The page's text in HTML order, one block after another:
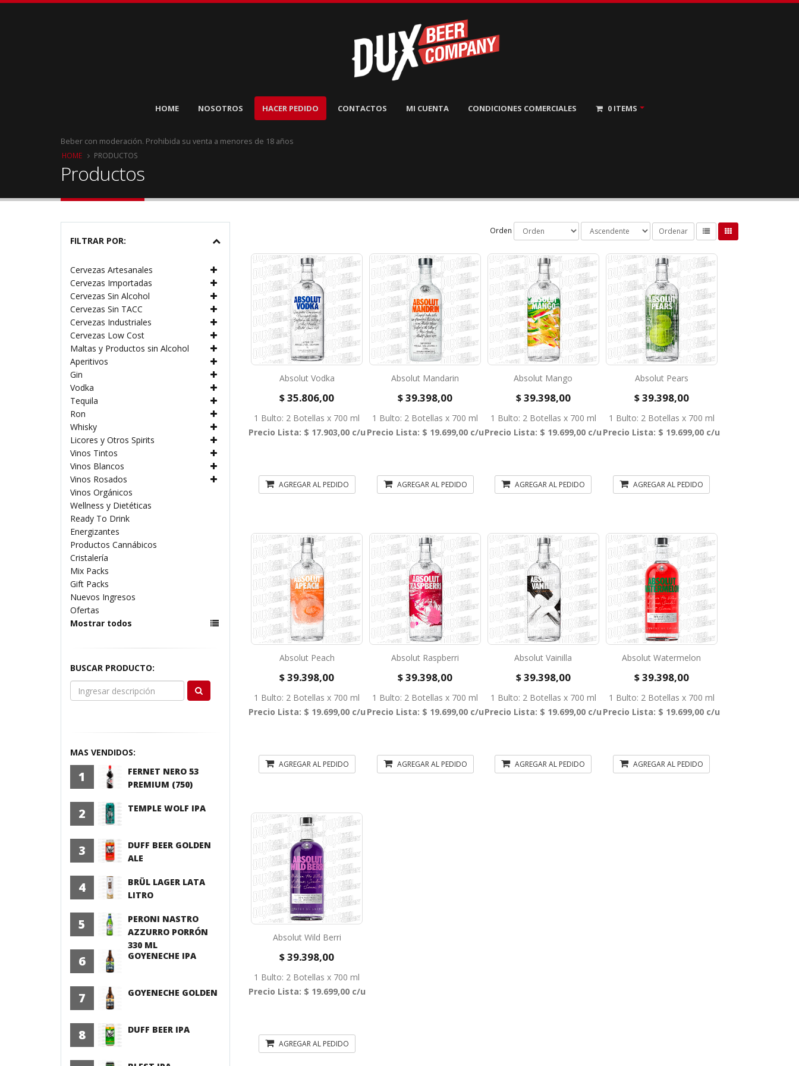
HOME NOSOTROS HACER PEDIDO CONTACTOS MI CUENTA CONDICIONES COMERCIALES 0ITEMS
Beber con moderación. Prohibida su venta a menores de 18 años
HOME PRODUCTOS
Productos
FILTRAR POR:
Cervezas Artesanales
Cervezas Importadas
Cervezas Sin Alcohol
Cervezas Sin TACC
Cervezas Industriales
Cervezas Low Cost
Maltas y Productos sin Alcohol
Aperitivos
Gin
Vodka
Tequila
Ron
Whisky
Licores y Otros Spirits
Vinos Tintos
Vinos Blancos
Vinos Rosados
Vinos Orgánicos
Wellness y Dietéticas
Ready To Drink
Energizantes
Productos Cannábicos
Cristalería
Mix Packs
Gift Packs
Nuevos Ingresos
Ofertas
Mostrar todos
BUSCAR PRODUCTO:
MAS VENDIDOS:
1
FERNET NERO 53
PREMIUM (750)
2 TEMPLE WOLF IPA
3
DUFF BEER GOLDEN
ALE
4
BRÜL LAGER LATA
LITRO
5
PERONI NASTRO
AZZURRO PORRÓN
330 ML
6 GOYENECHE IPA
7 GOYENECHE GOLDEN
8 DUFF BEER IPA
Orden Ordenar
Absolut Vodka
$ 35.806,00
1 Bulto: 2 Botellas x 700 ml
Precio Lista: $ 17.903,00 c/u
AGREGAR AL PEDIDO
Absolut Mandarin
$ 39.398,00
1 Bulto: 2 Botellas x 700 ml
Precio Lista: $ 19.699,00 c/u
AGREGAR AL PEDIDO
Absolut Mango
$ 39.398,00
1 Bulto: 2 Botellas x 700 ml
Precio Lista: $ 19.699,00 c/u
AGREGAR AL PEDIDO
Absolut Pears
$ 39.398,00
1 Bulto: 2 Botellas x 700 ml
Precio Lista: $ 19.699,00 c/u
AGREGAR AL PEDIDO
Absolut Peach
$ 39.398,00
1 Bulto: 2 Botellas x 700 ml
Precio Lista: $ 19.699,00 c/u
AGREGAR AL PEDIDO
Absolut Raspberri
$ 39.398,00
1 Bulto: 2 Botellas x 700 ml
Precio Lista: $ 19.699,00 c/u
AGREGAR AL PEDIDO
Absolut Vainilla
$ 39.398,00
1 Bulto: 2 Botellas x 700 ml
Precio Lista: $ 19.699,00 c/u
AGREGAR AL PEDIDO
Absolut Watermelon
$ 39.398,00
1 Bulto: 2 Botellas x 700 ml
Precio Lista: $ 19.699,00 c/u
AGREGAR AL PEDIDO
Absolut Wild Berri
$ 39.398,00
1 Bulto: 2 Botellas x 700 ml
Precio Lista: $ 19.699,00 c/u
AGREGAR AL PEDIDO